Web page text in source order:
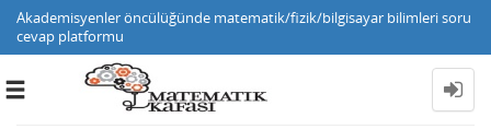
Akademisyenler öncülüğünde matematik/fizik/bilgisayar bilimleri soru
cevap platformu
Toggle